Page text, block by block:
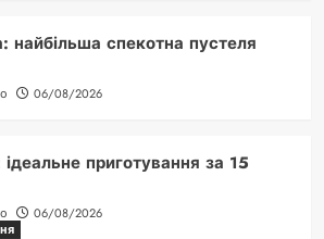
найбільша спекотна пустеля
06/08/2026
приготування за 15
06/08/2026